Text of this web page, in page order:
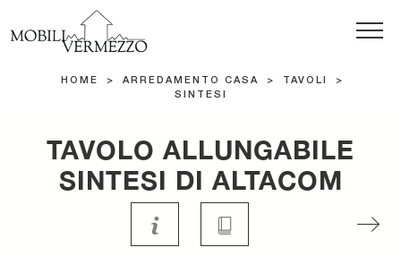
HOME > ARREDAMENTO CASA > TAVOLI
>
SINTESI
TAVOLO ALLUNGABILE
SINTESI DI ALTACOM